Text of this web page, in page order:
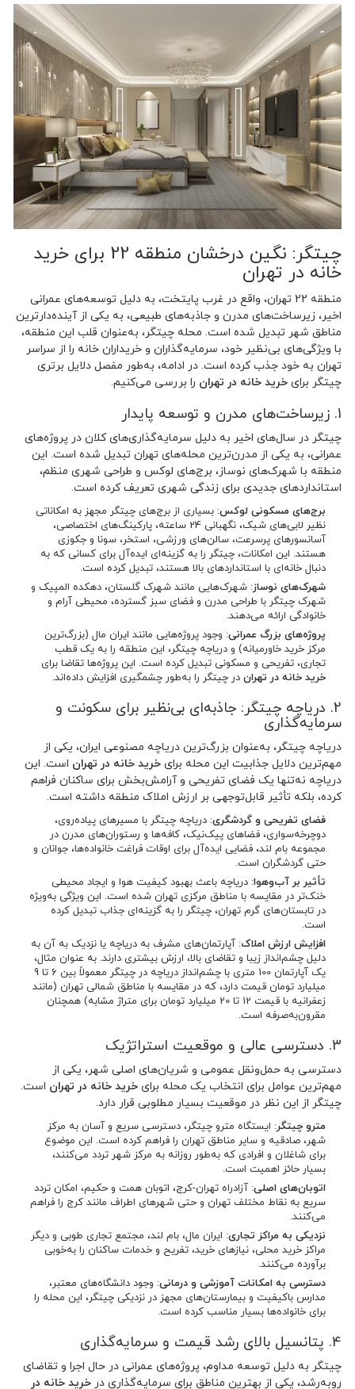
چیتگر: نگین درخشان منطقه 22 برای خرید
خانه در تهران
منطقه 22 تهران، واقع در غرب پایتخت، به دلیل توسعه‌های عمرانی
اخیر، زیرساخت‌های مدرن و جاذبه‌های طبیعی، به یکی از آینده‌دارترین
مناطق شهر تبدیل شده است. محله چیتگر، به‌عنوان قلب این منطقه،
با ویژگی‌های بی‌نظیر خود، سرمایه‌گذاران و خریداران خانه را از سراسر
تهران به خود جذب کرده است. در ادامه، به‌طور مفصل دلایل برتری
چیتگر برایخرید خانه در تهرانرا بررسی می‌کنیم.
چیتگر در سال‌های اخیر به دلیل سرمایه‌گذاری‌های کلان در پروژه‌های
عمرانی، به یکی از مدرن‌ترین محله‌های تهران تبدیل شده است. این
منطقه با شهرک‌های نوساز، برج‌های لوکس و طراحی شهری منظم،
استانداردهای جدیدی برای زندگی شهری تعریف کرده است.
برج‌های مسکونی لوکس: بسیاری از برج‌های چیتگر مجهز به امکاناتی
نظیر لابی‌های شیک، نگهبانی 24 ساعته، پارکینگ‌های اختصاصی،
آسانسورهای پرسرعت، سالن‌های ورزشی، استخر، سونا و جکوزی
هستند. این امکانات، چیتگر را به گزینه‌ای ایده‌آل برای کسانی که به
دنبال خانه‌ای با استانداردهای بالا هستند، تبدیل کرده است.
شهرک‌های نوساز: شهرک‌هایی مانند شهرک گلستان، دهکده المپیک و
شهرک چیتگر با طراحی مدرن و فضای سبز گسترده، محیطی آرام و
خانوادگی ارائه می‌دهند.
پروژه‌های بزرگ عمرانی: وجود پروژه‌هایی مانند ایران مال (بزرگ‌ترین
مرکز خرید خاورمیانه) و دریاچه چیتگر، این منطقه را به یک قطب
تجاری، تفریحی و مسکونی تبدیل کرده است. این پروژه‌ها تقاضا برای
خرید خانه در تهراندر چیتگر را به‌طور چشمگیری افزایش داده‌اند.
2. دریاچه چیتگر: جاذبه‌ای بی‌نظیر برای سکونت و
سرمایه‌گذاری
دریاچه چیتگر، به‌عنوان بزرگ‌ترین دریاچه مصنوعی ایران، یکی از
مهم‌ترین دلایل جذابیت این محله برایخرید خانه در تهراناست. این
دریاچه نه‌تنها یک فضای تفریحی و آرامش‌بخش برای ساکنان فراهم
کرده، بلکه تأثیر قابل‌توجهی بر ارزش املاک منطقه داشته است.
فضای تفریحی و گردشگری: دریاچه چیتگر با مسیرهای پیاده‌روی،
دوچرخه‌سواری، فضاهای پیک‌نیک، کافه‌ها و رستوران‌های مدرن در
مجموعه بام لند، فضایی ایده‌آل برای اوقات فراغت خانواده‌ها، جوانان و
حتی گردشگران است.
تأثیر بر آب‌وهوا: دریاچه باعث بهبود کیفیت هوا و ایجاد محیطی
خنک‌تر در مقایسه با مناطق مرکزی تهران شده است. این ویژگی به‌ویژه
در تابستان‌های گرم تهران، چیتگر را به گزینه‌ای جذاب تبدیل کرده
است.
افزایش ارزش املاک: آپارتمان‌های مشرف به دریاچه یا نزدیک به آن به
دلیل چشم‌انداز زیبا و تقاضای بالا، ارزش بیشتری دارند. به عنوان مثال،
یک آپارتمان 100 متری با چشم‌انداز دریاچه در چیتگر معمولاً بین 6 تا 9
میلیارد تومان قیمت دارد، که در مقایسه با مناطق شمالی تهران (مانند
زعفرانیه با قیمت 12 تا 20 میلیارد تومان برای متراژ مشابه) همچنان
مقرون‌به‌صرفه است.
3. دسترسی عالی و موقعیت استراتژیک
دسترسی به حمل‌ونقل عمومی و شریان‌های اصلی شهر، یکی از
مهم‌ترین عوامل برای انتخاب یک محله برایخرید خانه در تهراناست.
چیتگر از این نظر در موقعیت بسیار مطلوبی قرار دارد.
مترو چیتگر: ایستگاه مترو چیتگر، دسترسی سریع و آسان به مرکز
شهر، صادقیه و سایر مناطق تهران را فراهم کرده است. این موضوع
برای شاغلان و افرادی که به‌طور روزانه به مرکز شهر تردد می‌کنند،
بسیار حائز اهمیت است.
اتوبان‌های اصلی: آزادراه تهران-کرج، اتوبان همت و حکیم، امکان تردد
سریع به نقاط مختلف تهران و حتی شهرهای اطراف مانند کرج را فراهم
می‌کنند.
نزدیکی به مراکز تجاری: ایران مال، بام لند، مجتمع تجاری طوبی و دیگر
مراکز خرید محلی، نیازهای خرید، تفریح و خدمات ساکنان را به‌خوبی
برآورده می‌کنند.
دسترسی به امکانات آموزشی و درمانی: وجود دانشگاه‌های معتبر،
مدارس باکیفیت و بیمارستان‌های مجهز در نزدیکی چیتگر، این محله را
برای خانواده‌ها بسیار مناسب کرده است.
4. پتانسیل بالای رشد قیمت و سرمایه‌گذاری
چیتگر به دلیل توسعه مداوم، پروژه‌های عمرانی در حال اجرا و تقاضای
روبه‌رشد، یکی از بهترین مناطق برای سرمایه‌گذاری درخرید خانه در